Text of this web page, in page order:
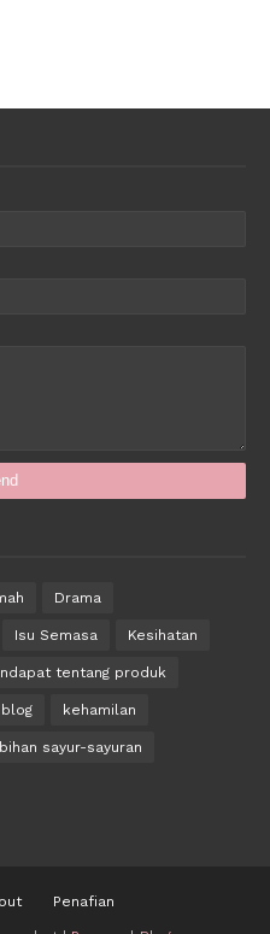
Drama
Isu Semasa Kesihatan
tentang produk
blog kehamilan
sayur-sayuran
Penafian